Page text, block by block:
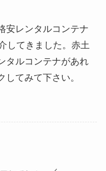
安レンタルコンテナ
してきました。赤土
タルコンテナがあれ
てみて下さい。